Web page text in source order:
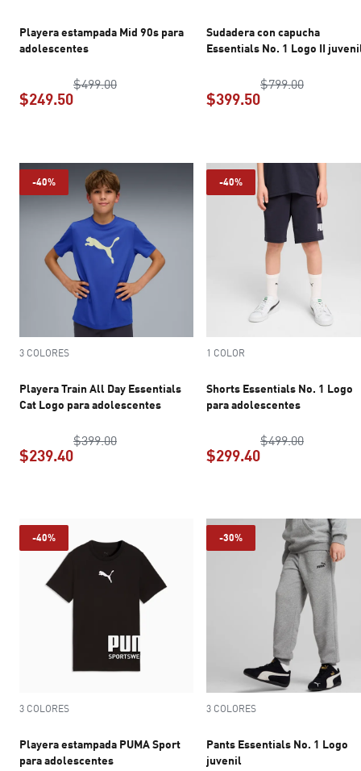
Playera estampada Mid 90s para
adolescentes
$499.00precio original $499.00
$249.50
Sudadera con capucha
Essentials No. 1 Logo II
$799.00precio
$399.50
-40%
3 COLORES
Playera Train All Day Essentials
Cat Logo para adolescentes
$399.00precio original $399.00
$239.40
-40%
1 COLOR
Shorts Essentials No. 1 Logo
para adolescentes
$499.00precio
$299.40
-40%
3 COLORES
Playera estampada PUMA Sport
para adolescentes
-30%
3 COLORES
Pants Essentials No. 1 Logo
juvenil